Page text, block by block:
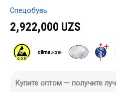
Спецобувь
2,922,000 UZS
Купите оптом — получите